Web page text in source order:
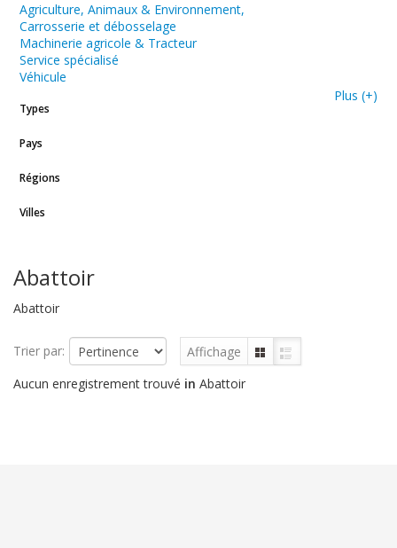
Agriculture, Animaux & Environnement,
Carrosserie et débosselage
Machinerie agricole & Tracteur
Service spécialisé
Véhicule
Plus (+)
Types
Pays
Régions
Villes
Abattoir
Abattoir
Trier par:
Affichage
Aucun enregistrement trouvé in Abattoir